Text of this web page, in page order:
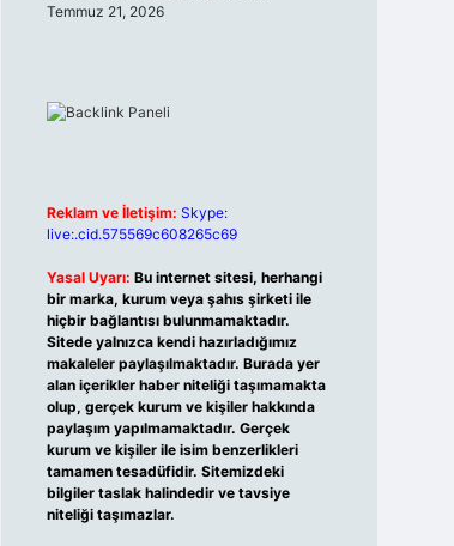
Temmuz 21, 2026
Reklam ve İletişim: Skype:
live:.cid.575569c608265c69
Yasal Uyarı: Bu internet sitesi, herhangi
bir marka, kurum veya şahıs şirketi ile
hiçbir bağlantısı bulunmamaktadır.
Sitede yalnızca kendi hazırladığımız
makaleler paylaşılmaktadır. Burada yer
alan içerikler haber niteliği taşımamakta
olup, gerçek kurum ve kişiler hakkında
paylaşım yapılmamaktadır. Gerçek
kurum ve kişiler ile isim benzerlikleri
tamamen tesadüfidir. Sitemizdeki
bilgiler taslak halindedir ve tavsiye
niteliği taşımazlar.